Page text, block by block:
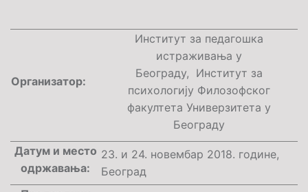
Организатор:
Институт за педагошка
истраживања у
Београду, Институт за
психологију Филозофског
факултета Универзитета у
Београду
Датум и место
одржавања:
23. и 24. новембар 2018. године,
Београд